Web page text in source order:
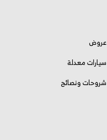
عروض
سيارات معدلة
شروحات ونصائح